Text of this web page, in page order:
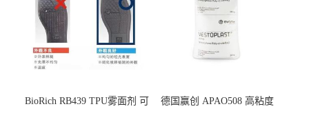
BioRich RB439 TPU雾面剂 可
德国赢创 APAO508 高粘度